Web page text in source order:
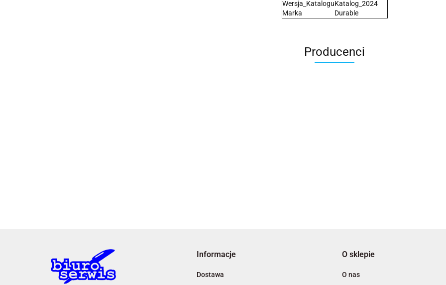
Wersja_KataloguKatalog_2024
Marka
Durable
Producenci
A4 Tech
Informacje
Dostawa
O sklepie
O nas